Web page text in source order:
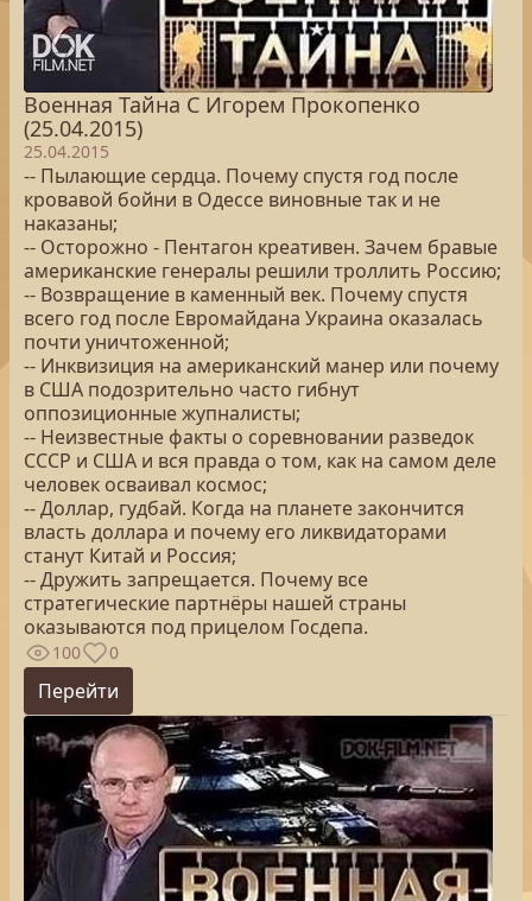
Военная Тайна С Игорем Прокопенко
(25.04.2015)
25.04.2015
-- Пылающие сердца. Почему спустя год после
кровавой бойни в Одессе виновные так и не
наказаны;
-- Осторожно - Пентагон креативен. Зачем бравые
американские генералы решили троллить Россию;
-- Возвращение в каменный век. Почему спустя
всего год после Евромайдана Украина оказалась
почти уничтоженной;
-- Инквизиция на американский манер или почему
в США подозрительно часто гибнут
оппозиционные жупналисты;
-- Неизвестные факты о соревновании разведок
СССР и США и вся правда о том, как на самом деле
человек осваивал космос;
-- Доллар, гудбай. Когда на планете закончится
власть доллара и почему его ликвидаторами
станут Китай и Россия;
-- Дружить запрещается. Почему все
стратегические партнёры нашей страны
оказываются под прицелом Госдепа.
100 0
Перейти